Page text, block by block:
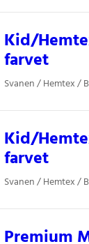
Kid/
farvet
Svanen / Hemtex /
Kid/
farvet
Svanen / Hemtex /
Premium